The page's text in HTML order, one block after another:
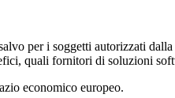
per i soggetti autorizzati
quali fornitori di soluzioni
economico europeo.